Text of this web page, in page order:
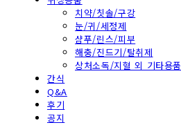
치약/칫솔/구강
눈/귀/세정제
샴푸/린스/피부
해충/진드기/탈취제
상처소독/지혈 외 기타용품
간식
Q&A
후기
공지